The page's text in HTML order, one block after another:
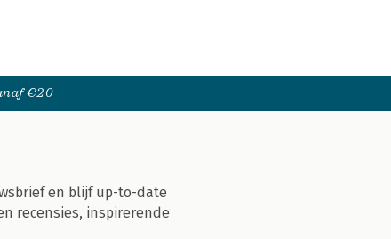
€20
en blijf up-to-date
recensies, inspirerende